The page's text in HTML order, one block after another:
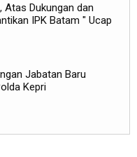
Atas Dukungan dan
IPK Batam " Ucap
Jabatan Baru
Kepri